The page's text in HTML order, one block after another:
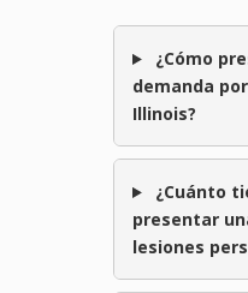
¿Cómo
demanda
Illinois?
¿Cuánto
presentar
lesiones